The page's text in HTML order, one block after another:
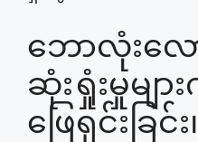
ဘောလုံးလေ
ဆုံးရှုံးမှုမျ
ဖြေရှင်းခြင်း